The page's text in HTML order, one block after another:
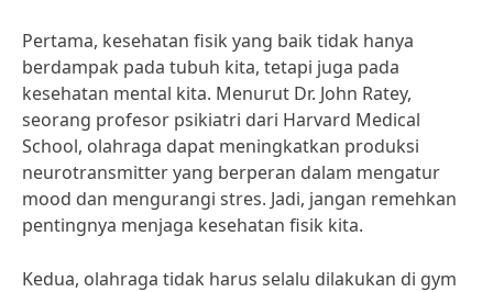
Pertama, kesehatan fisik yang baik tidak hanya
berdampak pada tubuh kita, tetapi juga pada
kesehatan mental kita. Menurut Dr. John Ratey,
seorang profesor psikiatri dari Harvard Medical
School, olahraga dapat meningkatkan produksi
neurotransmitter yang berperan dalam mengatur
mood dan mengurangi stres. Jadi, jangan remehkan
pentingnya menjaga kesehatan fisik kita.
Kedua, olahraga tidak harus selalu dilakukan di gym